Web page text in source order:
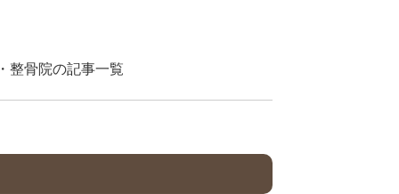
整骨院の記事一覧